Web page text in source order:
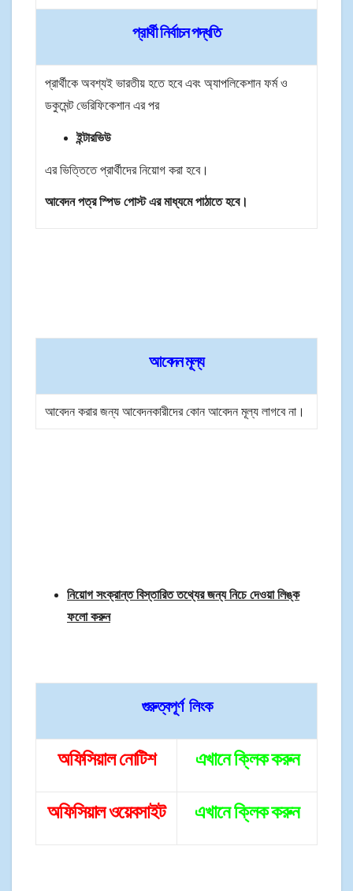
প্রার্থী নির্বাচন পদ্ধতি
প্রার্থীকে অবশ্যই ভারতীয় হতে হবে এবং অ্যাপলিকেশান ফর্ম ও
ডকুমেন্ট ভেরিফিকেশান এর পর
ইন্টারভিউ
এর ভিত্তিতে প্রার্থীদের নিয়োগ করা হবে।
আবেদন পত্র স্পিড পোস্ট এর মাধ্যমে পাঠাতে হবে।
আবেদন মূল্য
আবেদন করার জন্য আবেদনকারীদের কোন আবেদন মূল্য লাগবে না।
নিয়োগ সংক্রান্ত বিস্তারিত তথ্যের জন্য নিচে দেওয়া লিঙ্ক
ফলো করুন
গুরুত্বপূর্ণ লিংক
অফিসিয়ালনোটিশ
এখানে ক্লিক করুন
অফিসিয়াল ওয়েবসাইট
এখানেক্লিক করুন